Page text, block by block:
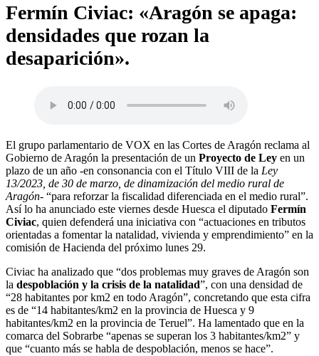
Fermín Civiac: «Aragón se apaga:
densidades que rozan la
desaparición».
El grupo parlamentario de VOX en las Cortes de Aragón reclama al
Gobierno de Aragón la presentación de un Proyecto de Ley en un
plazo de un año -en consonancia con el Título VIII de la Ley
13/2023, de 30 de marzo, de dinamización del medio rural de
Aragón- “para reforzar la fiscalidad diferenciada en el medio rural”.
Así lo ha anunciado este viernes desde Huesca el diputado Fermín
Civiac, quien defenderá una iniciativa con “actuaciones en tributos
orientadas a fomentar la natalidad, vivienda y emprendimiento” en la
comisión de Hacienda del próximo lunes 29.
Civiac ha analizado que “dos problemas muy graves de Aragón son
la despoblación y la crisis de la natalidad”, con una densidad de
“28 habitantes por km2 en todo Aragón”, concretando que esta cifra
es de “14 habitantes/km2 en la provincia de Huesca y 9
habitantes/km2 en la provincia de Teruel”. Ha lamentado que en la
comarca del Sobrarbe “apenas se superan los 3 habitantes/km2” y
que “cuanto más se habla de despoblación, menos se hace”.